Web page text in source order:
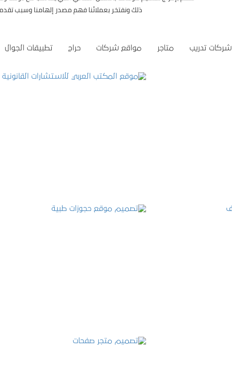
ذلك ونفتخر بعملائنا فهم مصدر إلهامنا وسبب
شركات تدريب متاجر مواقع شركات حراج تطبيقات الجوال